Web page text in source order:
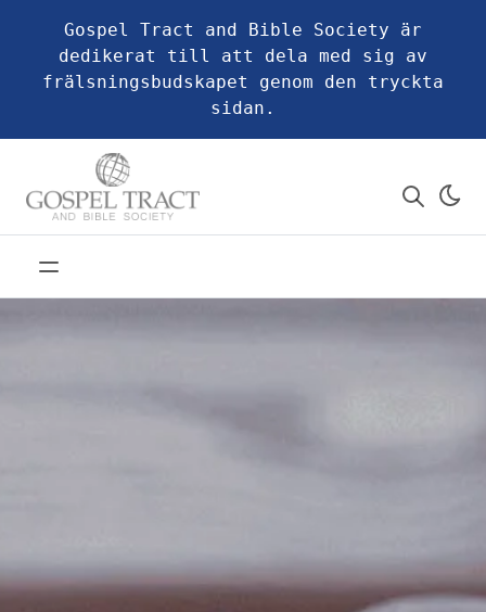
Gospel Tract and Bible Society är
dedikerat till att dela med sig av
frälsningsbudskapet genom den tryckta
sidan.